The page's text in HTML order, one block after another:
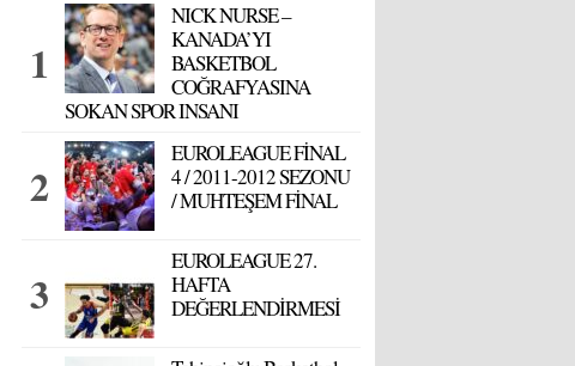
NICK NURSE –
KANADA’YI
BASKETBOL
COĞRAFYASINA
SOKAN SPOR INSANI
EUROLEAGUE FİNAL
4 / 2011-2012 SEZONU
/ MUHTEŞEM FİNAL
EUROLEAGUE 27.
HAFTA
DEĞERLENDİRMESİ